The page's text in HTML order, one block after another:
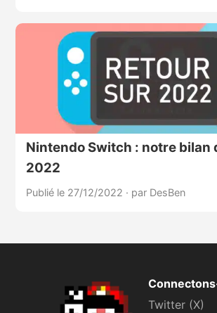
Nintendo Switch : notre bilan
2022
Publié le 27/12/2022 · par DesBen
Twitter (X)